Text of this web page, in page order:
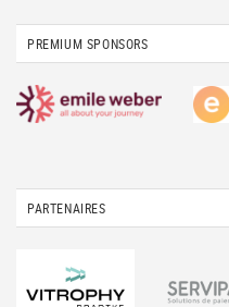
PREMIUM SPONSORS
PARTENAIRES